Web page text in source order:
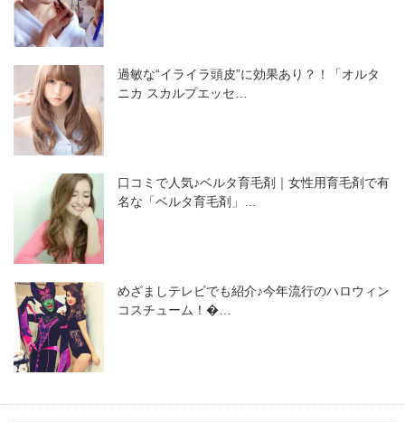
過敏な“イライラ頭皮”に効果あり？！「オルタ
ニカ スカルプエッセ…
口コミで人気♪ベルタ育毛剤｜女性用育毛剤で有
名な「ベルタ育毛剤」…
めざましテレビでも紹介♪今年流行のハロウィン
コスチューム！�…